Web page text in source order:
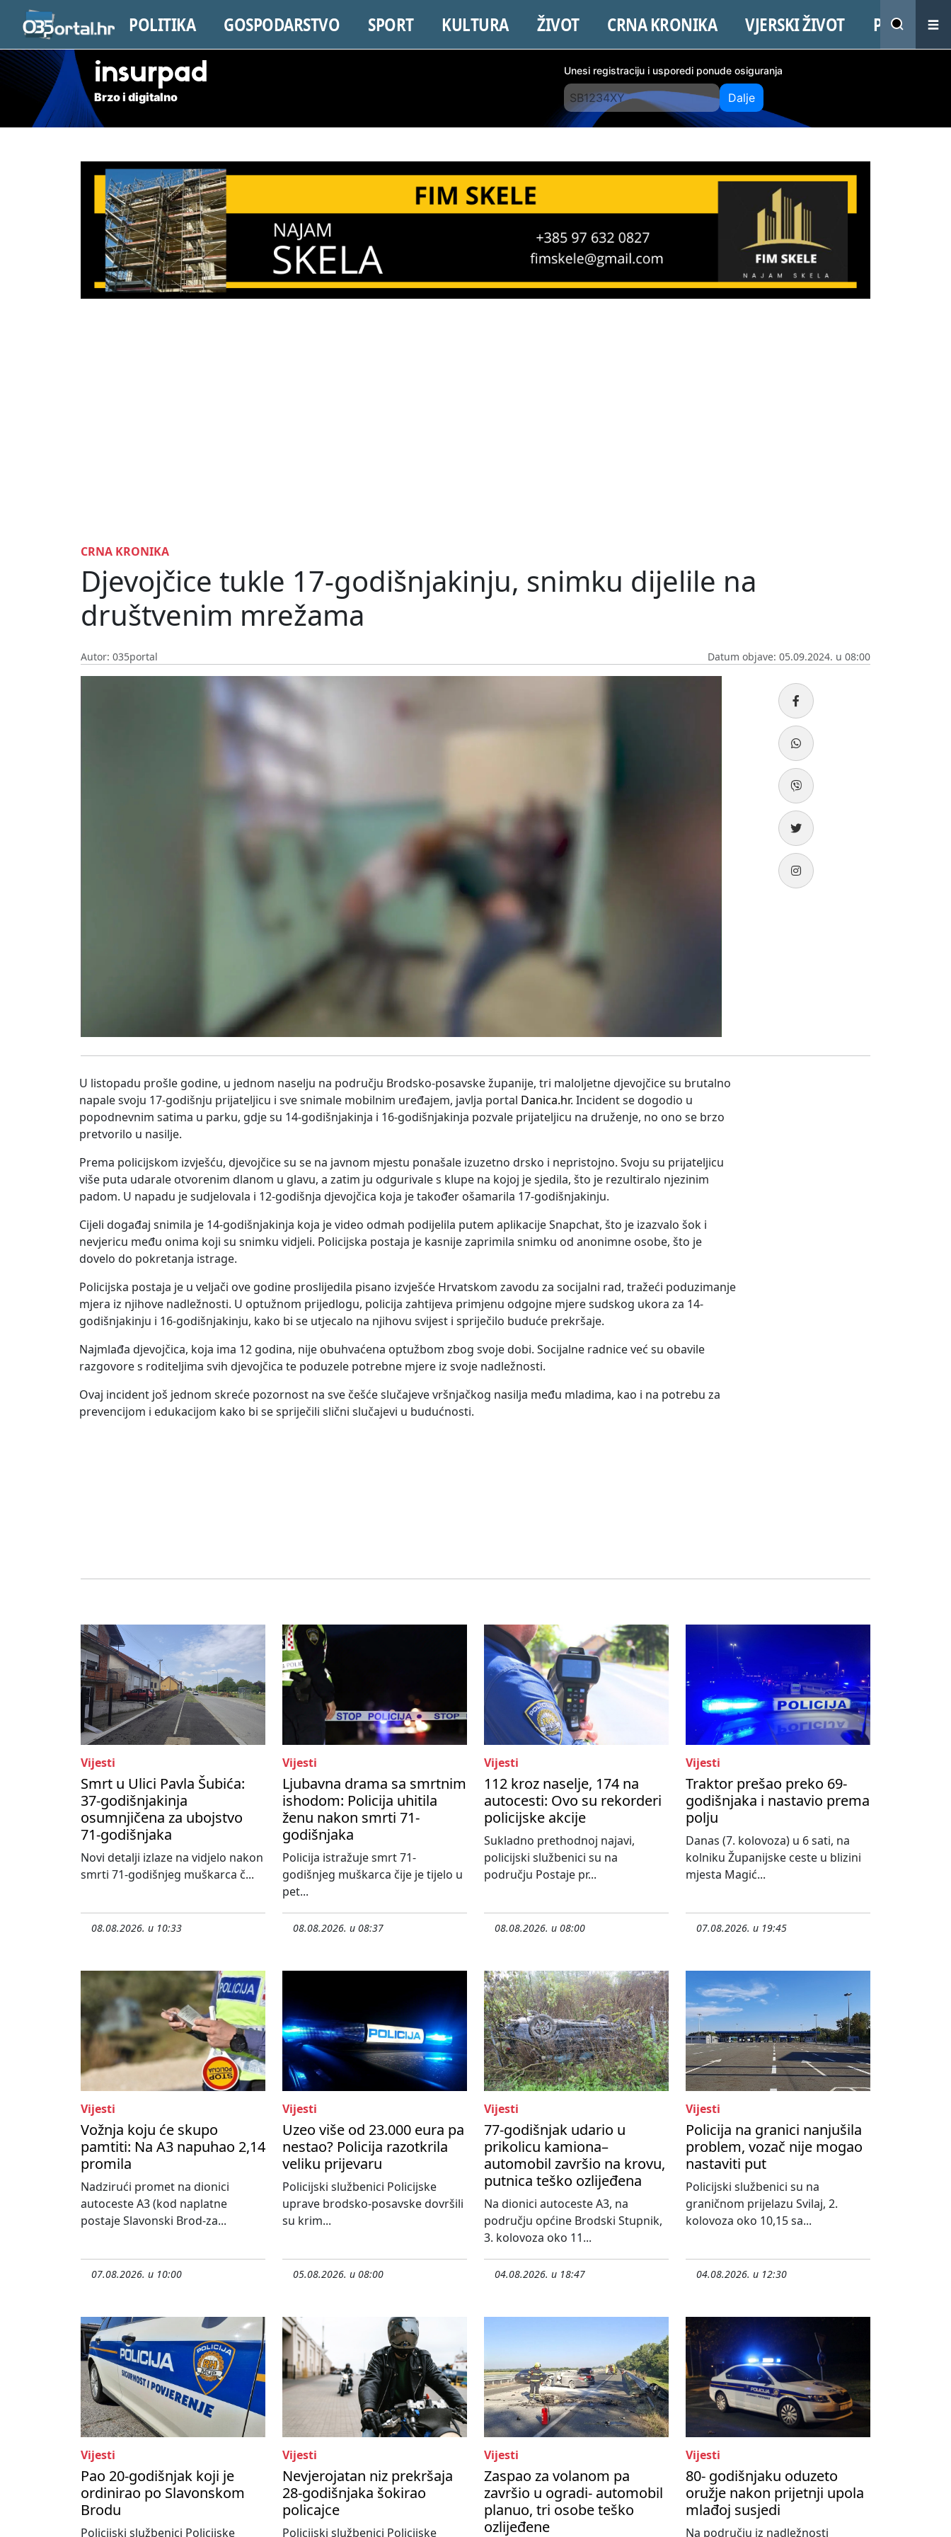
POLITIKA GOSPODARSTVO SPORT KULTURA ŽIVOT CRNA KRONIKA VJERSKI ŽIVOT PROMO
insurpad
Brzo i digitalno
Unesi registraciju i usporedi ponude osiguranja
Dalje
CRNA KRONIKA
Djevojčice tukle 17-godišnjakinju, snimku dijelile na
društvenim mrežama
Autor: 035portal Datum objave: 05.09.2024. u 08:00
U listopadu prošle godine, u jednom naselju na području Brodsko-posavske županije, tri maloljetne djevojčice su brutalno
napale svoju 17-godišnju prijateljicu i sve snimale mobilnim uređajem, javlja portal Danica.hr. Incident se dogodio u
popodnevnim satima u parku, gdje su 14-godišnjakinja i 16-godišnjakinja pozvale prijateljicu na druženje, no ono se brzo
pretvorilo u nasilje.
Prema policijskom izvješću, djevojčice su se na javnom mjestu ponašale izuzetno drsko i nepristojno. Svoju su prijateljicu
više puta udarale otvorenim dlanom u glavu, a zatim ju odgurivale s klupe na kojoj je sjedila, što je rezultiralo njezinim
padom. U napadu je sudjelovala i 12-godišnja djevojčica koja je također ošamarila 17-godišnjakinju.
Cijeli događaj snimila je 14-godišnjakinja koja je video odmah podijelila putem aplikacije Snapchat, što je izazvalo šok i
nevjericu među onima koji su snimku vidjeli. Policijska postaja je kasnije zaprimila snimku od anonimne osobe, što je
dovelo do pokretanja istrage.
Policijska postaja je u veljači ove godine proslijedila pisano izvješće Hrvatskom zavodu za socijalni rad, tražeći poduzimanje
mjera iz njihove nadležnosti. U optužnom prijedlogu, policija zahtijeva primjenu odgojne mjere sudskog ukora za 14-
godišnjakinju i 16-godišnjakinju, kako bi se utjecalo na njihovu svijest i spriječilo buduće prekršaje.
Najmlađa djevojčica, koja ima 12 godina, nije obuhvaćena optužbom zbog svoje dobi. Socijalne radnice već su obavile
razgovore s roditeljima svih djevojčica te poduzele potrebne mjere iz svoje nadležnosti.
Ovaj incident još jednom skreće pozornost na sve češće slučajeve vršnjačkog nasilja među mladima, kao i na potrebu za
prevencijom i edukacijom kako bi se spriječili slični slučajevi u budućnosti.
Vijesti
Smrt u Ulici Pavla Šubića:
37-godišnjakinja
osumnjičena za ubojstvo
71-godišnjaka
Novi detalji izlaze na vidjelo nakon
smrti 71-godišnjeg muškarca č...
08.08.2026. u 10:33
Vijesti
Ljubavna drama sa smrtnim
ishodom: Policija uhitila
ženu nakon smrti 71-
godišnjaka
Policija istražuje smrt 71-
godišnjeg muškarca čije je tijelo u
pet...
08.08.2026. u 08:37
Vijesti
112 kroz naselje, 174 na
autocesti: Ovo su rekorderi
policijske akcije
Sukladno prethodnoj najavi,
policijski službenici su na
području Postaje pr...
08.08.2026. u 08:00
Vijesti
Traktor prešao preko 69-
godišnjaka i nastavio prema
polju
Danas (7. kolovoza) u 6 sati, na
kolniku Županijske ceste u blizini
mjesta Magić...
07.08.2026. u 19:45
Vijesti
Vožnja koju će skupo
pamtiti: Na A3 napuhao 2,14
promila
Nadzirući promet na dionici
autoceste A3 (kod naplatne
postaje Slavonski Brod-za...
07.08.2026. u 10:00
Vijesti
Uzeo više od 23.000 eura pa
nestao? Policija razotkrila
veliku prijevaru
Policijski službenici Policijske
uprave brodsko-posavske dovršili
su krim...
05.08.2026. u 08:00
Vijesti
77-godišnjak udario u
prikolicu kamiona–
automobil završio na krovu,
putnica teško ozlijeđena
Na dionici autoceste A3, na
području općine Brodski Stupnik,
3. kolovoza oko 11...
04.08.2026. u 18:47
Vijesti
Policija na granici nanjušila
problem, vozač nije mogao
nastaviti put
Policijski službenici su na
graničnom prijelazu Svilaj, 2.
kolovoza oko 10,15 sa...
04.08.2026. u 12:30
Vijesti
Pao 20-godišnjak koji je
ordinirao po Slavonskom
Brodu
Policijski službenici Policijske
Vijesti
Nevjerojatan niz prekršaja
28-godišnjaka šokirao
policajce
Policijski službenici Policijske
Vijesti
Zaspao za volanom pa
završio u ogradi- automobil
planuo, tri osobe teško
ozlijeđene
Vijesti
80- godišnjaku oduzeto
oružje nakon prijetnji upola
mlađoj susjedi
Na području iz nadležnosti